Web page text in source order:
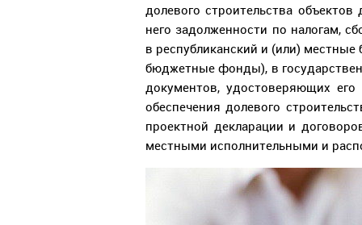
долевого строительства
него задолженности по налогам,
в республиканский и (или)
бюджетные фонды), в
документов, удостоверяющих
обеспечения долевого
проектной декларации и
местными исполнительными и